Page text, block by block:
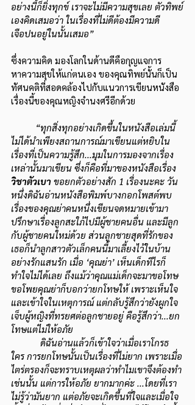
อย่างนี้ก็ยิ่งทุกข์ เราจะไม่มีความสุขเลย ตัวทิพย์
เองคิดเสมอว่า ในเรื่องที่ไม่ดีต้องมีความดี
เจือปนอยู่ในนั้นเสมอ”
ซึ่งความคิด มองโลกในด้านดีคือกุญแจการ
หาความสุขให้แก่ตนเอง ของคุณทิพย์นั้นก็เป็น
ทัศนคติที่สอดคล้องไปกับแนวการเขียนหนังสือ
เรื่องนี้ของคุณหญิงจำนงศรีอีกด้วย
“ทุกสิ่งทุกอย่างเกิดขึ้นในหนังสือเล่มนี้
ไม่ได้นำเพียงสถานการณ์มาเขียนแต่หยิบใน
เรื่องที่เป็นความรู้สึก...มุมในการมองจากเรื่อง
เหล่านั้นมาเขียน ซึ่งก็คือที่มาของหนังสือเรื่อง
วิชาตัวเบา ขอยกตัวอย่างสัก 1 เรื่องนะคะ วัน
หนึ่งดิฉันอ่านหนังสือพิมพ์บางกอกโพสต์พบ
เรื่องของคุณย่าคนหนึ่งเขียนจดหมายเข้ามา
ปรึกษาเรื่องลูกสะใภ้ไปมีผู้ชายคนอื่น และมีลูก
กับผู้ชายคนใหม่ด้วย ส่วนลูกชายสุดที่รักของ
เธอก็นำลูกสาวตัวเล็กคนนี้มาเลี้ยงไว้ในบ้าน
อย่างรักแสนรัก เมื่อ ‘คุณย่า’ เห็นเด็กทีไรก็
ทำใจไม่ได้เลย ถึงแม้ว่าคุณแม่เด็กจะมาขอโทษ
ขอโพยคุณย่าก็บอกว่ายกโทษให้ เพราะเห็นใจ
และเข้าใจในเหตุการณ์ แต่กลับรู้สึกว่ายังผูกใจ
เจ็บผู้หญิงที่ทรยศต่อลูกชายอยู่ คือรู้สึกว่า...ยก
โทษแต่ไม่ให้อภัย
ดิฉันอ่านแล้วก็เข้าใจว่าเมื่อเราโกรธ
ใคร การยกโทษนั้นเป็นเรื่องที่ไม่ยาก เพราะเมื่อ
ไตร่ตรองก็จะทราบเหตุผลว่าทำไมเขาจึงต้องทำ
เช่นนั้น แต่การให้อภัย ยากมากค่ะ ...โดยที่เรา
ไม่รู้ว่ามันยาก แต่อภัยจะเกิดขึ้นที่ใจและเมื่อใจ